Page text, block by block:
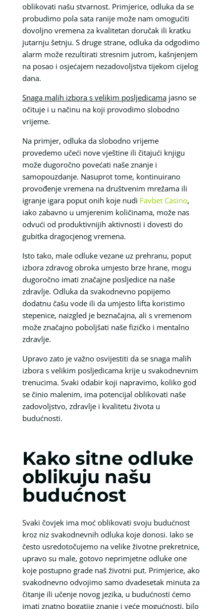
oblikovati našu stvarnost. Primjerice, odluka da se
probudimo pola sata ranije može nam omogućiti
dovoljno vremena za kvalitetan doručak ili kratku
jutarnju šetnju. S druge strane, odluka da odgodimo
alarm može rezultirati stresnim jutrom, kašnjenjem
na posao i osjećajem nezadovoljstva tijekom cijelog
dana.
Snaga malih izbora s velikim posljedicamajasno se
očituje i u načinu na koji provodimo slobodno
vrijeme.
Na primjer, odluka da slobodno vrijeme
provedemo učeći nove vještine ili čitajući knjigu
može dugoročno povećati naše znanje i
samopouzdanje. Nasuprot tome, kontinuirano
provođenje vremena na društvenim mrežama ili
igranje igara poput onih koje nudi Favbet Casino,
iako zabavno u umjerenim količinama, može nas
odvući od produktivnijih aktivnosti i dovesti do
gubitka dragocjenog vremena.
Isto tako, male odluke vezane uz prehranu, poput
izbora zdravog obroka umjesto brze hrane, mogu
dugoročno imati značajne posljedice na naše
zdravlje. Odluka da svakodnevno popijemo
dodatnu čašu vode ili da umjesto lifta koristimo
stepenice, naizgled je beznačajna, ali s vremenom
može značajno poboljšati naše fizičko i mentalno
zdravlje.
Upravo zato je važno osvijestiti da se snaga malih
izbora s velikim posljedicama krije u svakodnevnim
trenucima. Svaki odabir koji napravimo, koliko god
se činio malenim, ima potencijal oblikovati naše
zadovoljstvo, zdravlje i kvalitetu života u
budućnosti.
Kako sitne odluke
oblikuju našu
budućnost
Svaki čovjek ima moć oblikovati svoju budućnost
kroz niz svakodnevnih odluka koje donosi. Iako se
često usredotočujemo na velike životne prekretnice,
upravo su male, gotovo neprimjetne odluke one
koje postupno grade naš životni put. Primjerice, ako
svakodnevno odvojimo samo dvadesetak minuta za
čitanje ili učenje novog jezika, u budućnosti ćemo
imati znatno bogatije znanje i veće mogućnosti, bilo